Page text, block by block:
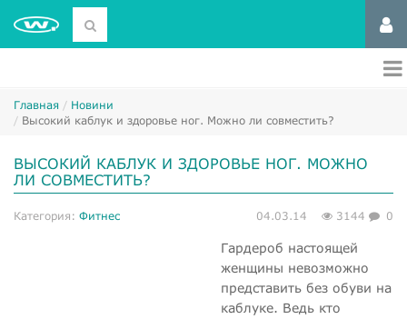
Главная
Новини
Высокий каблук и здоровье ног. Можно ли совместить?
ВЫСОКИЙ КАБЛУК И ЗДОРОВЬЕ НОГ. МОЖНО
ЛИ СОВМЕСТИТЬ?
Категория: Фитнес 04.03.14 3144 0
Гардероб настоящей
женщины невозможно
представить без обуви на
каблуке. Ведь кто